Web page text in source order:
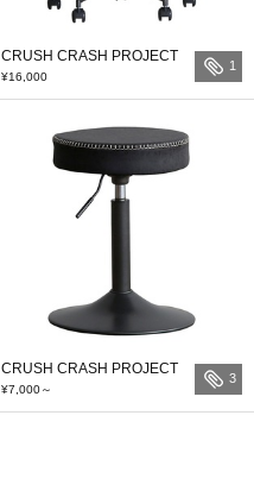
CRUSH CRASH PROJECT
¥16,000
1
CRUSH CRASH PROJECT
¥7,000～
3